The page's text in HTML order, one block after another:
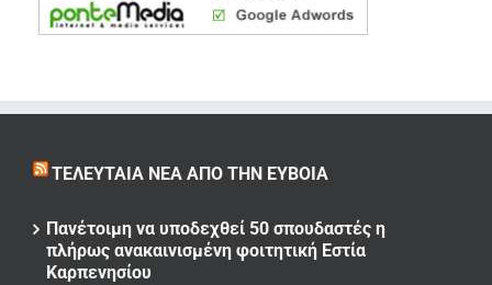
ΤΕΛΕΥΤΑΊΑ ΝΈΑ ΑΠΌ ΤΗΝ ΕΎΒΟΙΑ
Πανέτοιμη να υποδεχθεί 50 σπουδαστές η
πλήρως ανακαινισμένη φοιτητική Εστία
Καρπενησίου